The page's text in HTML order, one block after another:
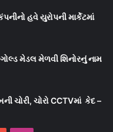
હવે યુરોપની માર્કેટમાં
મેડલ મેળવી શિનોરનું નામ
ચોરી, ચોરો CCTVમાં કેદ –